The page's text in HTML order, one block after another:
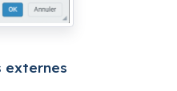
externes